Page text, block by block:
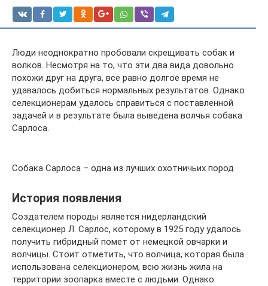
Люди неоднократно пробовали скрещивать собак и
волков. Несмотря на то, что эти два вида довольно
похожи друг на друга, все равно долгое время не
удавалось добиться нормальных результатов. Однако
селекционерам удалось справиться с поставленной
задачей и в результате была выведена волчья собака
Сарлоса.
Собака Сарлоса – одна из лучших охотничьих пород
История появления
Создателем породы является нидерландский
селекционер Л. Сарлос, которому в 1925 году удалось
получить гибридный помет от немецкой овчарки и
волчицы. Стоит отметить, что волчица, которая была
использована селекционером, всю жизнь жила на
территории зоопарка вместе с людьми. Однако